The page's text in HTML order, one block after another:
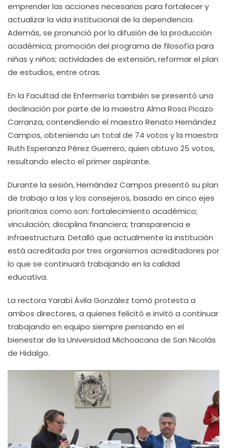
emprender las acciones necesarias para fortalecer y
actualizar la vida institucional de la dependencia.
Además, se pronunció por la difusión de la producción
académica; promoción del programa de filosofía para
niñas y niños; actividades de extensión, reformar el plan
de estudios, entre otras.
En la Facultad de Enfermería también se presentó una
declinación por parte de la maestra Alma Rosa Picazo
Carranza, contendiendo el maestro Renato Hernández
Campos, obteniendo un total de 74 votos y la maestra
Ruth Esperanza Pérez Guerrero, quien obtuvo 25 votos,
resultando electo el primer aspirante.
Durante la sesión, Hernández Campos presentó su plan
de trabajo a las y los consejeros, basado en cinco ejes
prioritarios como son: fortalecimiento académico;
vinculación; disciplina financiera; transparencia e
infraestructura. Detalló que actualmente la institución
está acreditada por tres organismos acreditadores por
lo que se continuará trabajando en la calidad
educativa.
La rectora Yarabí Ávila González tomó protesta a
ambos directores, a quienes felicitó e invitó a continuar
trabajando en equipo siempre pensando en el
bienestar de la Universidad Michoacana de San Nicolás
de Hidalgo.